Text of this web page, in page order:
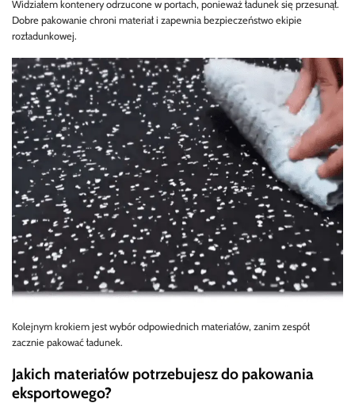
Widziałem kontenery odrzucone w portach, ponieważ ładunek się przesunął.
Dobre pakowanie chroni materiał i zapewnia bezpieczeństwo ekipie
rozładunkowej.
Kolejnym krokiem jest wybór odpowiednich materiałów, zanim zespół
zacznie pakować ładunek.
Jakich materiałów potrzebujesz do pakowania
eksportowego?